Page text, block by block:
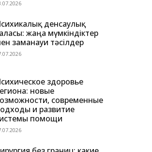
денсаулық
жаңа мүмкіндіктер
заманауи тәсілдер
здоровье
новые
современные
и развитие
помощи